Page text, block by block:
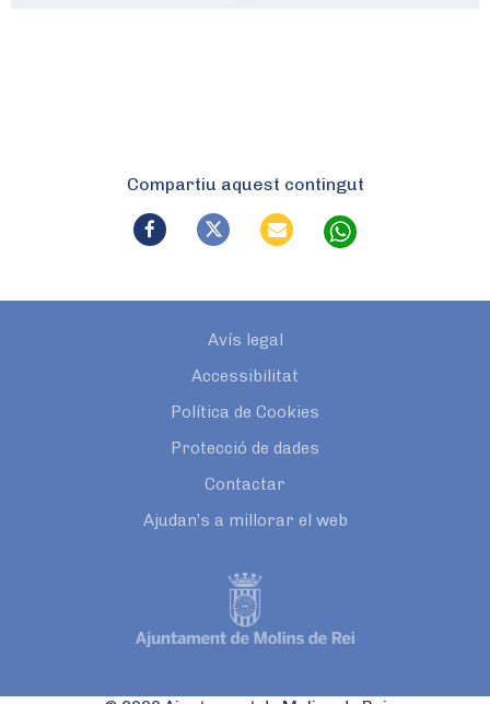
Compartiu aquest contingut
Avís legal
Accessibilitat
Política de Cookies
Protecció de dades
Contactar
Ajudan’s a millorar el web